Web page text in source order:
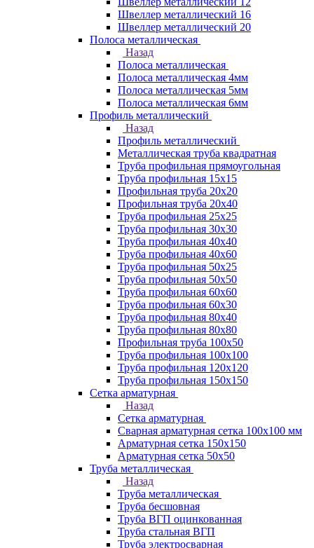
Швеллер металлический 16
Швеллер металлический 20
Полоса металлическая
Назад
Полоса металлическая
Полоса металлическая 4мм
Полоса металлическая 5мм
Полоса металлическая 6мм
Профиль металлический
Назад
Профиль металлический
Металлическая труба квадратная
Труба профильная прямоугольная
Труба профильная 15х15
Профильная труба 20х20
Профильная труба 20х40
Труба профильная 25х25
Труба профильная 30x30
Труба профильная 40х40
Труба профильная 40х60
Труба профильная 50х25
Труба профильная 50х50
Труба профильная 60x60
Труба профильная 60х30
Труба профильная 80х40
Труба профильная 80х80
Профильная труба 100х50
Труба профильная 100х100
Труба профильная 120х120
Труба профильная 150х150
Сетка арматурная
Назад
Сетка арматурная
Сварная арматурная сетка 100х100 мм
Арматурная сетка 150х150
Арматурная сетка 50х50
Труба металлическая
Назад
Труба металлическая
Труба бесшовная
Труба ВГП оцинкованная
Труба стальная ВГП
Труба электросварная